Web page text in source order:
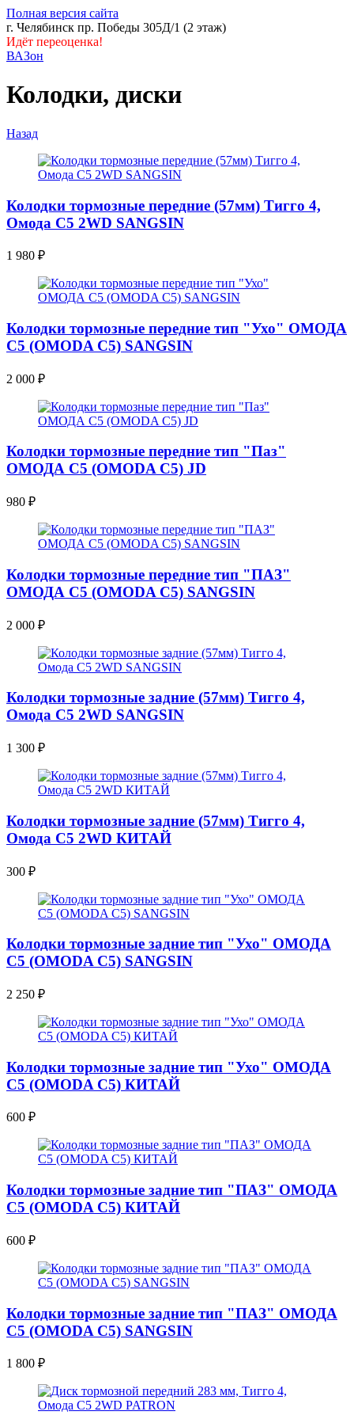
Полная версия сайта
г. Челябинск пр. Победы 305Д/1 (2 этаж)
Идёт переоценка!
ВАЗон
Колодки, диски
Назад
Колодки тормозные передние (57мм) Тигго 4,
Омода С5 2WD SANGSIN
1 980 ₽
Колодки тормозные передние тип "Ухо" ОМОДА
С5 (OMODA C5) SANGSIN
2 000 ₽
Колодки тормозные передние тип "Паз"
ОМОДА С5 (OMODA C5) JD
980 ₽
Колодки тормозные передние тип "ПАЗ"
ОМОДА С5 (OMODA C5) SANGSIN
2 000 ₽
Колодки тормозные задние (57мм) Тигго 4,
Омода С5 2WD SANGSIN
1 300 ₽
Колодки тормозные задние (57мм) Тигго 4,
Омода С5 2WD КИТАЙ
300 ₽
Колодки тормозные задние тип "Ухо" ОМОДА
С5 (OMODA C5) SANGSIN
2 250 ₽
Колодки тормозные задние тип "Ухо" ОМОДА
С5 (OMODA C5) КИТАЙ
600 ₽
Колодки тормозные задние тип "ПАЗ" ОМОДА
С5 (OMODA C5) КИТАЙ
600 ₽
Колодки тормозные задние тип "ПАЗ" ОМОДА
С5 (OMODA C5) SANGSIN
1 800 ₽